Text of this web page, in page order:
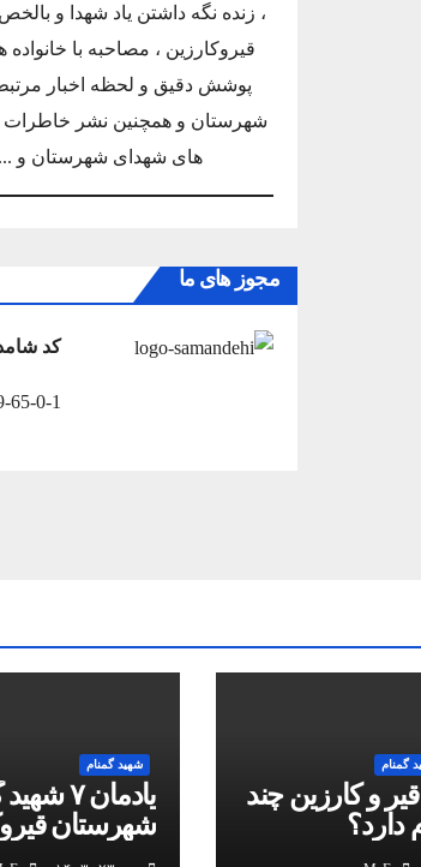
، زنده نگه داشتن یاد شهدا و
قیروکارزین ، مصاحبه با
پوشش دقیق و لحظه اخبار
شهرستان و همچنین نشر خاطرات
های شهدای شهرستان و
مجوز های ما
کد
65-0-1
گمنام
و کارزین چند
دارد؟
شهید گمنام
یادمان ۷
شهرستان